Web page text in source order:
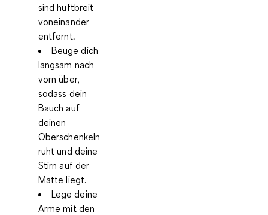
sind hüftbreit
voneinander
entfernt.
Beuge dich
langsam nach
vorn über,
sodass dein
Bauch auf
deinen
Oberschenkeln
ruht und deine
Stirn auf der
Matte liegt.
Lege deine
Arme mit den